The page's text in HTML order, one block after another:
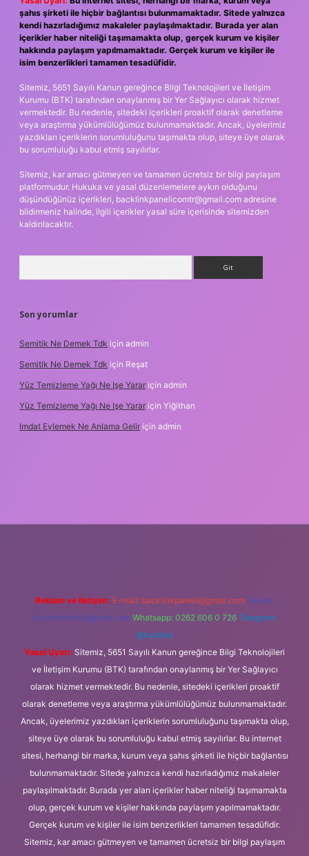
şahıs şirketi ile hiçbir bağlantısı bulunmamaktadır. Sitede yalnızca
kendi hazırladığımız makaleler paylaşılmaktadır. Burada yer alan
içerikler haber niteliği taşımamakta olup, gerçek kurum ve kişiler
hakkında paylaşım yapılmamaktadır. Gerçek kurum ve kişiler ile
isim benzerlikleri tamamen tesadüfidir.
Sitemiz, 5651 Sayılı Kanun gereğince Bilgi Teknolojileri ve İletişim
Kurumu (BTK) tarafından onaylanmış bir Yer Sağlayıcı olarak hizmet
vermektedir. Bu nedenle, sitedeki içerikleri proaktif olarak denetleme
veya araştırma yükümlülüğümüz bulunmamaktadır. Ancak, üyelerimiz
yazdıkları içeriklerin sorumluluğunu taşımakta olup, siteye üye olarak
bu sorumluluğu kabul etmiş sayılırlar.
Sitemiz, kar amacı gütmeyen ve tamamen ücretsiz bir bilgi paylaşım
platformudur. Hukuka ve yasal düzenlemelere aykırı olduğunu
düşündüğünüz içerikleri, backlinkpanelicomtr@gmail.com adresine
bildirmeniz halinde, ilgili içerikler yasal süre içerisinde sitemizden
kaldırılacaktır.
Son yorumlar
Semitik Ne Demek Tdk için admin
Semitik Ne Demek Tdk için Reşat
Yüz Temizleme Yağı Ne Işe Yarar için admin
Yüz Temizleme Yağı Ne Işe Yarar için Yiğithan
Imdat Eylemek Ne Anlama Gelir için admin
Reklam ve İletişim: E-mail: backlinkpaneli@gmail.com Teams:
forumhizmeti@gmail.com Whatsapp: 0262 606 0 726 Telegram:
@karabul
Yasal Uyarı: Sitemiz, 5651 Sayılı Kanun gereğince Bilgi Teknolojileri
ve İletişim Kurumu (BTK) tarafından onaylanmış bir Yer Sağlayıcı
olarak hizmet vermektedir. Bu nedenle, sitedeki içerikleri proaktif
olarak denetleme veya araştırma yükümlülüğümüz bulunmamaktadır.
Ancak, üyelerimiz yazdıkları içeriklerin sorumluluğunu taşımakta olup,
siteye üye olarak bu sorumluluğu kabul etmiş sayılırlar. Bu internet
sitesi, herhangi bir marka, kurum veya şahıs şirketi ile hiçbir bağlantısı
bulunmamaktadır. Sitede yalnızca kendi hazırladığımız makaleler
paylaşılmaktadır. Burada yer alan içerikler haber niteliği taşımamakta
olup, gerçek kurum ve kişiler hakkında paylaşım yapılmamaktadır.
Gerçek kurum ve kişiler ile isim benzerlikleri tamamen tesadüfidir.
Sitemiz, kar amacı gütmeyen ve tamamen ücretsiz bir bilgi paylaşım